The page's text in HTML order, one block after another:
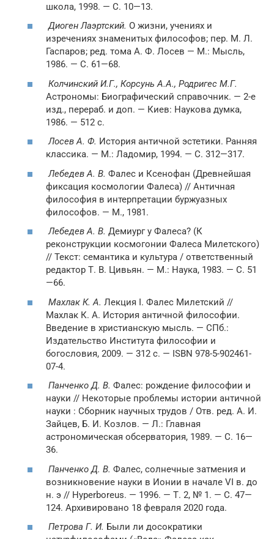
школа, 1998. — С. 10—13.
Диоген Лаэртский. О жизни, учениях и
изречениях знаменитых философов; пер. М. Л.
Гаспаров; ред. тома А. Ф. Лосев — М.: Мысль,
1986. — С. 61—68.
Колчинский И.Г., Корсунь А.А., Родригес М.Г.
Астрономы: Биографический справочник. — 2-е
изд., перераб. и доп. — Киев: Наукова думка,
1986. — 512 с.
Лосев А. Ф. История античной эстетики. Ранняя
классика. — М.: Ладомир, 1994. — С. 312—317.
Лебедев А. В. Фалес и Ксенофан (Древнейшая
фиксация космологии Фалеса) // Античная
философия в интерпретации буржуазных
философов. — М., 1981.
Лебедев А. В. Демиург у Фалеса? (К
реконструкции космогонии Фалеса Милетского)
// Текст: семантика и культура / ответственный
редактор Т. В. Цивьян. — М.: Наука, 1983. — С. 51
—66.
Махлак К. А. Лекция I. Фалес Милетский //
Махлак К. А. История античной философии.
Введение в христианскую мысль. — СПб.:
Издательство Института философии и
богословия, 2009. — 312 с. — ISBN 978-5-902461-
07-4.
Панченко Д. В. Фалес: рождение философии и
науки // Некоторые проблемы истории античной
науки : Сборник научных трудов / Отв. ред. А. И.
Зайцев, Б. И. Козлов. — Л.: Главная
астрономическая обсерватория, 1989. — С. 16—
36.
Панченко Д. В. Фалес, солнечные затмения и
возникновение науки в Ионии в начале VI в. до
н. э // Hyperboreus. — 1996. — Т. 2, № 1. — С. 47—
124. Архивировано 18 февраля 2020 года.
Петрова Г. И. Были ли досократики